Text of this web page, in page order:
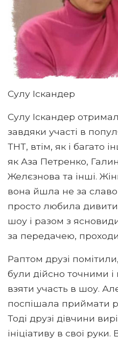
Сулу Іскандер
Сулу Іскандер
завдяки участі в
ТНТ, втім, як і багато
як Аза Петренко,
Желєзнова та інші.
вона йшла не за
просто любила
шоу і разом з
за передачею,
Раптом друзі
були дійсно точними і
взяти участь в шоу.
поспішала приймати
Тоді друзі дівчини
ініціативу в свої